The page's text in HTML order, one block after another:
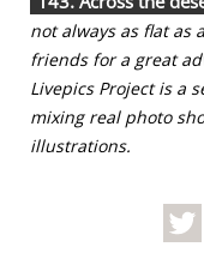
not always as flat as
friends for a great
Livepics Project is a
mixing real photo
illustrations.